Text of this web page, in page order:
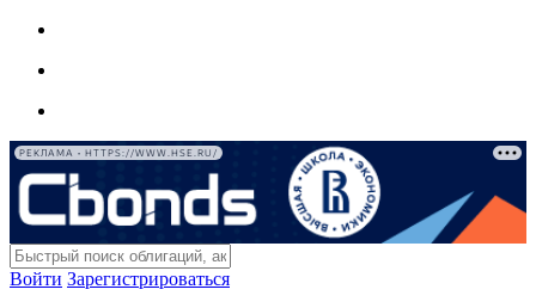
РЕКЛАМА • HTTPS://WWW.HSE.RU/
Войти Зарегистрироваться